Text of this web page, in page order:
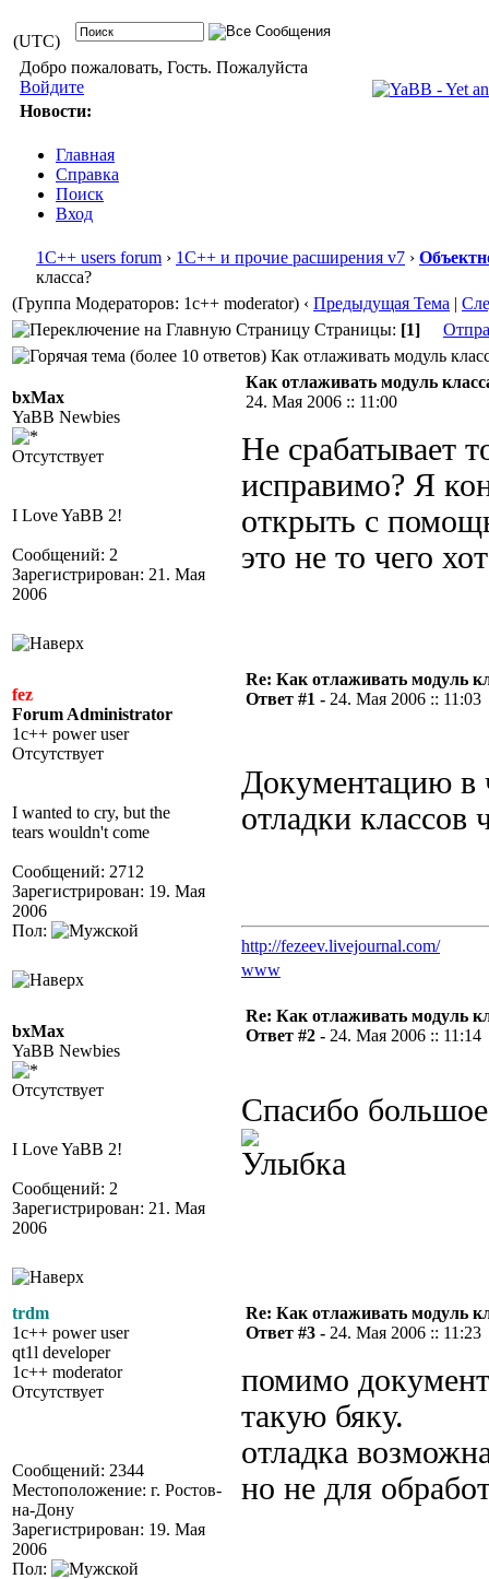
(UTC)
Добро пожаловать, Гость. Пожалуйста
Войдите
Новости:
Главная
Справка
Поиск
Вход
1С++ users forum › 1С++ и прочие расширения v7 ›
класса?
(Группа Модераторов: 1c++ moderator) ‹ Предыдущая Тема |
Страницы: [1]
Как отлаживать модуль
bxMax
YaBB Newbies
Отсутствует
I Love YaBB 2!
Сообщений: 2
Зарегистрирован: 21. Мая
2006
Как отлаживать модуль
24. Мая 2006 :: 11:00
Не срабатывает
исправимо? Я
открыть с
это не то чего
fez
Forum Administrator
1c++ power user
Отсутствует
I wanted to cry, but the
tears wouldn't come
Сообщений: 2712
Зарегистрирован: 19. Мая
2006
Пол:
Re: Как отлаживать модуль
Ответ #1 - 24. Мая 2006 :: 11:03
Документацию в
отладки классов
http://fezeev.livejournal.com/
www
bxMax
YaBB Newbies
Отсутствует
I Love YaBB 2!
Сообщений: 2
Зарегистрирован: 21. Мая
2006
Re: Как отлаживать модуль
Ответ #2 - 24. Мая 2006 :: 11:14
Спасибо
trdm
1c++ power user
qt1l developer
1c++ moderator
Отсутствует
Сообщений: 2344
Местоположение: г. Ростов-
на-Дону
Зарегистрирован: 19. Мая
2006
Пол:
Re: Как отлаживать модуль
Ответ #3 - 24. Мая 2006 :: 11:23
помимо
такую бяку.
отладка
но не для